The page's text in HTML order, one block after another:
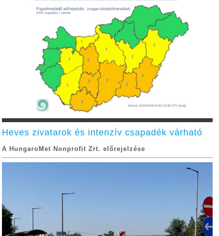
Heves zivatarok és intenzív csapadék várható
A HungaroMet Nonprofit Zrt. előrejelzése